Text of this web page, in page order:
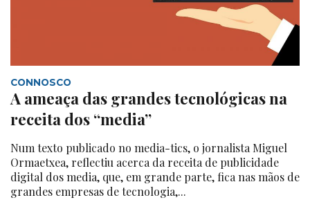
CONNOSCO
A ameaça das grandes tecnológicas na
receita dos “media”
Num texto publicado no media-tics, o jornalista Miguel
Ormaetxea, reflectiu acerca da receita de publicidade
digital dos media, que, em grande parte, fica nas mãos de
grandes empresas de tecnologia,...